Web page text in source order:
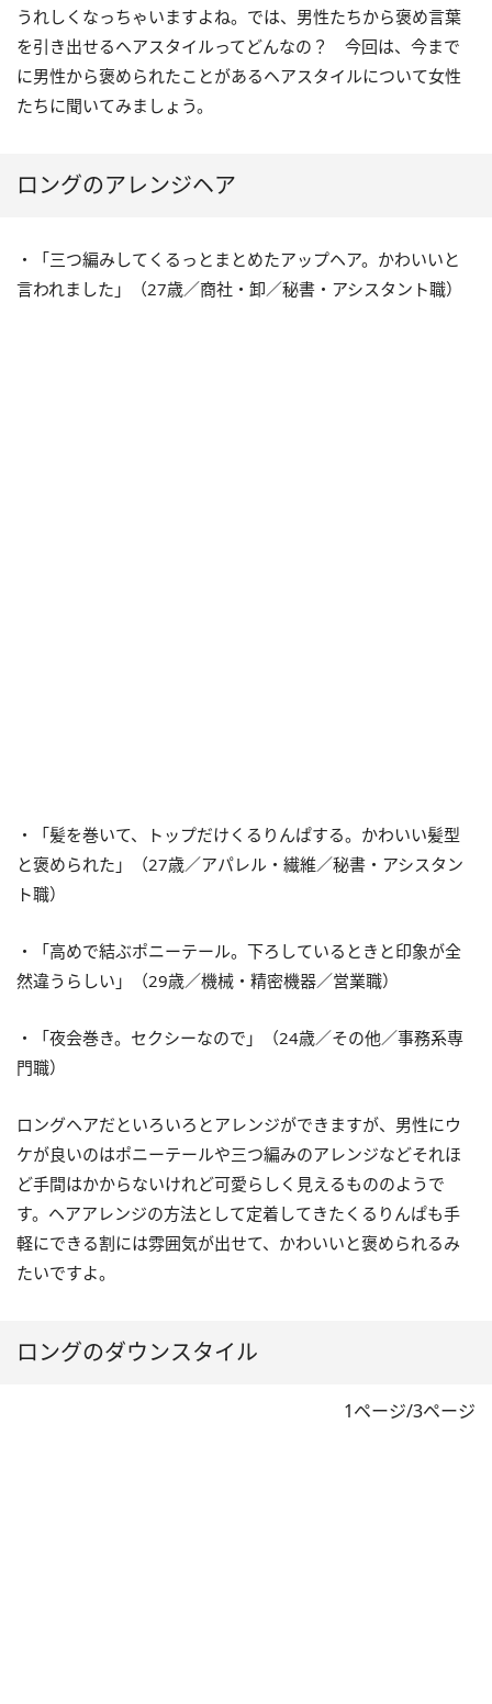
うれしくなっちゃいますよね。では、男性たちから褒め言葉
を引き出せるヘアスタイルってどんなの？ 今回は、今まで
に男性から褒められたことがあるヘアスタイルについて女性
たちに聞いてみましょう。
ロングのアレンジヘア
・「三つ編みしてくるっとまとめたアップヘア。かわいいと
言われました」（27歳／商社・卸／秘書・アシスタント職）
・「髪を巻いて、トップだけくるりんぱする。かわいい髪型
と褒められた」（27歳／アパレル・繊維／秘書・アシスタン
ト職）
・「高めで結ぶポニーテール。下ろしているときと印象が全
然違うらしい」（29歳／機械・精密機器／営業職）
・「夜会巻き。セクシーなので」（24歳／その他／事務系専
門職）
ロングヘアだといろいろとアレンジができますが、男性にウ
ケが良いのはポニーテールや三つ編みのアレンジなどそれほ
ど手間はかからないけれど可愛らしく見えるもののようで
す。ヘアアレンジの方法として定着してきたくるりんぱも手
軽にできる割には雰囲気が出せて、かわいいと褒められるみ
たいですよ。
ロングのダウンスタイル
1ページ/3ページ